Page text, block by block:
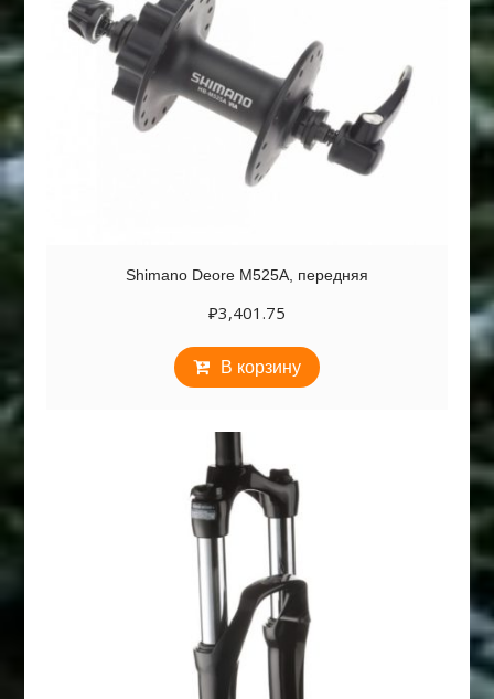
Shimano Deore M525A, передняя
₽3,401.75
В корзину